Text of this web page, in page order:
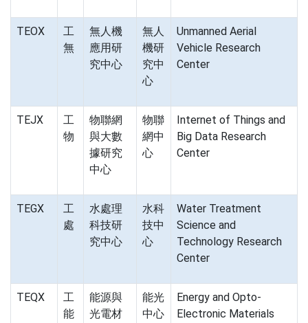
TEOX
工
無
無人機
應用研
究中心
無人
機研
究中
心
Unmanned Aerial
Vehicle Research
Center
TEJX
工
物
物聯網
與大數
據研究
中心
物聯
網中
心
Internet of Things and
Big Data Research
Center
TEGX
工
處
水處理
科技研
究中心
水科
技中
心
Water Treatment
Science and
Technology Research
Center
TEQX
工
能
能源與
光電材
能光
中心
Energy and Opto-
Electronic Materials